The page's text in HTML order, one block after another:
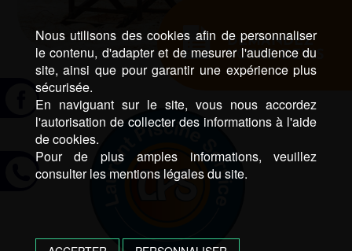
DEMANDEZ
VOTRE DEVIS
Nous utilisons des cookies afin de personnaliser
le contenu, d'adapter et de mesurer l'audience du
site, ainsi que pour garantir une expérience plus
sécurisée.
En naviguant sur le site, vous nous accordez
l'autorisation de collecter des informations à l'aide
de cookies.
Pour de plus amples informations, veuillez
consulter les mentions légales du site.